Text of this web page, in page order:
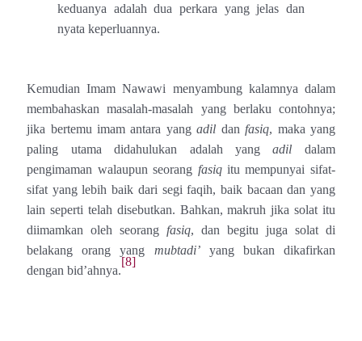
keduanya adalah dua perkara yang jelas dan
nyata keperluannya.
Kemudian Imam Nawawi menyambung kalamnya dalam
membahaskan masalah-masalah yang berlaku contohnya;
jika bertemu imam antara yangadil dan fasiq, maka yang
paling utama didahulukan adalah yangadil dalam
pengimaman walaupun seorang fasiqitu mempunyai sifat-
sifat yang lebih baik dari segi faqih, baik bacaan dan yang
lain seperti telah disebutkan. Bahkan, makruh jika solat itu
diimamkan oleh seorang fasiq, dan begitu juga solat di
belakang orang yang mubtadi’yang bukan dikafirkan
dengan bid’ahnya.
[8]